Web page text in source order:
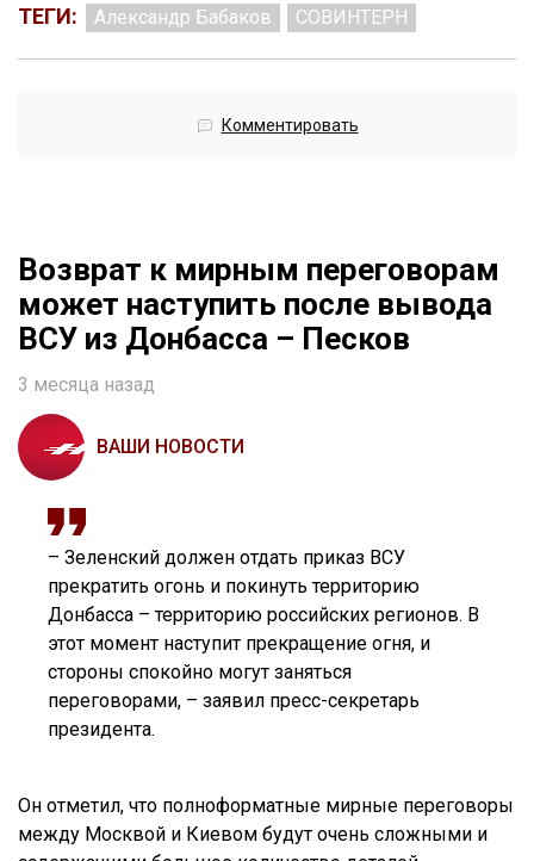
ТЕГИ: Александр Бабаков СОВИНТЕРН
Комментировать
Возврат к мирным переговорам
может наступить после вывода
ВСУ из Донбасса – Песков
3 месяца назад
ВАШИ НОВОСТИ
– Зеленский должен отдать приказ ВСУ
прекратить огонь и покинуть территорию
Донбасса – территорию российских регионов. В
этот момент наступит прекращение огня, и
стороны спокойно могут заняться
переговорами, – заявил пресс-секретарь
президента.
Он отметил, что полноформатные мирные переговоры
между Москвой и Киевом будут очень сложными и